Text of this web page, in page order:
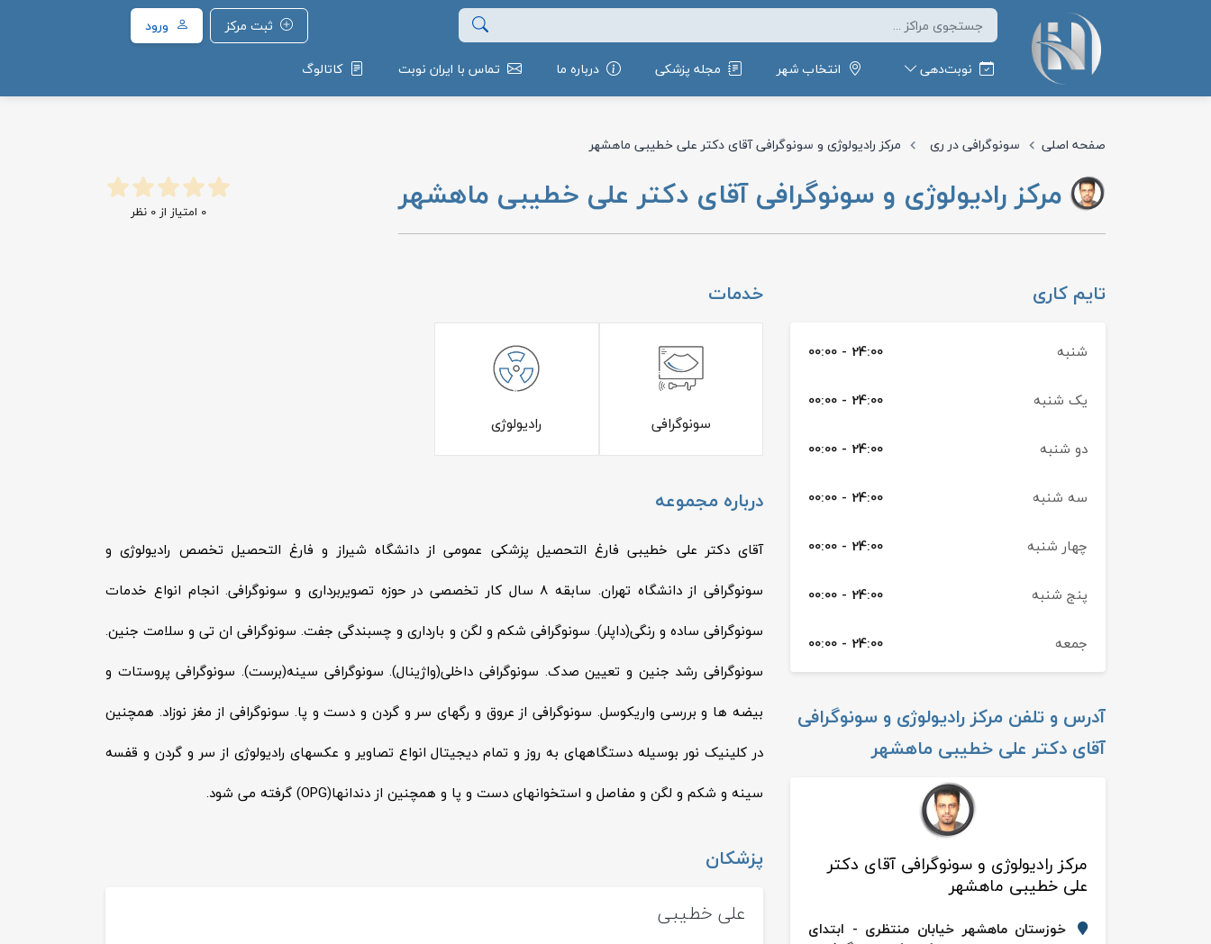
ثبت مرکز
ورود
نوبت‌دهی
انتخاب شهر مجله پزشکی درباره ما تماس با ایران نوبت کاتالوگ
صفحه اصلی سونوگرافی در ری مرکز رادیولوژی و سونوگرافی آقای دکتر علی خطیبی ماهشهر
مرکز رادیولوژی و سونوگرافی آقای دکتر علی خطیبی ماهشهر 0 امتیاز از 0 نظر
تایم کاری
00:00 - 24:00 شنبه
00:00 - 24:00 یک شنبه
00:00 - 24:00 دو شنبه
00:00 - 24:00 سه شنبه
00:00 - 24:00 چهار شنبه
00:00 - 24:00 پنج شنبه
00:00 - 24:00 جمعه
آدرس و تلفن مرکز رادیولوژی و سونوگرافی
آقای دکتر علی خطیبی ماهشهر
مرکز رادیولوژی و سونوگرافی آقای دکتر
علی خطیبی ماهشهر
خوزستان ماهشهر خیابان منتظری - ابتدای
خدمات
سونوگرافی رادیولوژی
درباره مجموعه
آقای دکتر علی خطیبی فارغ التحصیل پزشکی عمومی از دانشگاه شیراز و فارغ التحصیل تخصص رادیولوژی و
سونوگرافی از دانشگاه تهران. سابقه ۸ سال کار تخصصی در حوزه تصویربرداری و سونوگرافی. انجام انواع خدمات
سونوگرافی ساده و رنگی(داپلر). سونوگرافی شکم و لگن و بارداری و چسبندگی جفت. سونوگرافی ان تی و سلامت جنین.
سونوگرافی رشد جنین و تعیین صدک. سونوگرافی داخلی(واژینال). سونوگرافی سینه(برست). سونوگرافی پروستات و
بیضه ها و بررسی واریکوسل. سونوگرافی از عروق و رگهای سر و گردن و دست و پا. سونوگرافی از مغز نوزاد. همچنین
در کلینیک نور بوسیله دستگاههای به روز و تمام دیجیتال انواع تصاویر و عکسهای رادیولوژی از سر و گردن و قفسه
سینه و شکم و لگن و مفاصل و استخوانهای دست و پا و همچنین از دندانها(OPG) گرفته می شود.
پزشکان
علی خطیبی